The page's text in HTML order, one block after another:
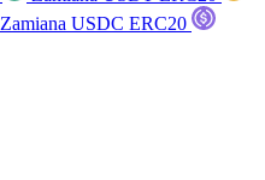
Zamiana USDC ERC20